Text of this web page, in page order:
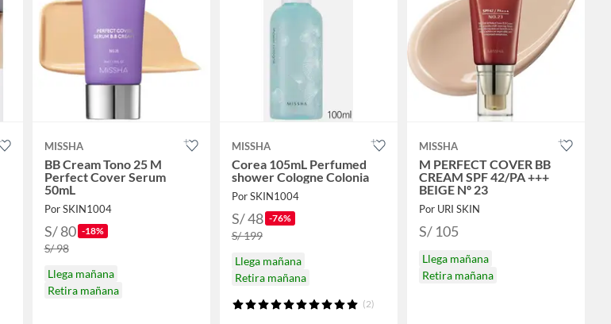
MISSHA
BB Cream Tono 25 M
Perfect Cover Serum
50mL
Por SKIN1004
S/ 80 -18%
S/ 98
Llega mañana
Retira mañana
MISSHA
Corea 105mL Perfumed
shower Cologne Colonia
Por SKIN1004
S/ 48 -76%
S/ 199
Llega mañana
Retira mañana
(2)
MISSHA
M PERFECT COVER BB
CREAM SPF 42/PA +++
BEIGE Nº 23
Por URI SKIN
S/ 105
Llega mañana
Retira mañana